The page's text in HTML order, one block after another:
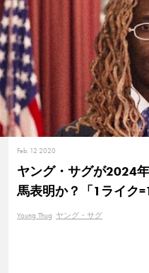
Feb. 12 2020
ヤング・サグが2024
馬表明か？「1ライク
Young Thug ヤング・サグ